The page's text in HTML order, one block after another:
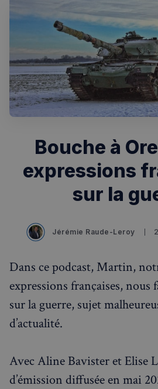
Rechercher dans Français à
Annuaire des professionnels
Visites guidées
Événements à venir
Bouche à
expressions
sur la
Jérémie Raude-Leroy
Dans ce podcast, Martin,
expressions françaises, nous
sur la guerre, sujet
d’actualité.
Avec Aline Bavister et Elise
d’émission diffusée en mai